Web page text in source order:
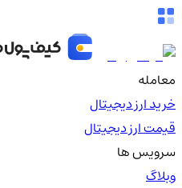
معامله
خرید ارز دیجیتال
قیمت ارز دیجیتال
سرویس ها
وبلاگ